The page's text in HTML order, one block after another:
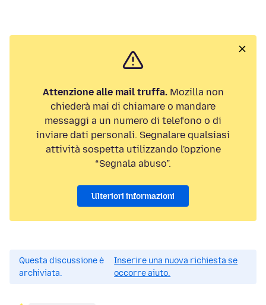
Attenzione alle mail truffa.Mozilla non
chiederà mai di chiamare o mandare
messaggi a un numero di telefono o di
inviare dati personali. Segnalare qualsiasi
attività sospetta utilizzando l'opzione
“Segnala abuso”.
Ulteriori informazioni
Questa discussione è
archiviata.
Inserire una nuova richiesta se
occorre aiuto.